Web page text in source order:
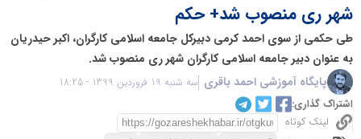
شهر ری منصوب شد+ حکم
طی حکمی از سوی احمد کرمی دبیرکل جامعه اسلامی کارگران، اکبر حیدریان
به عنوان دبیر جامعه اسلامی کارگران شهر ری منصوب شد.
پایگاه آموزشی احمد باقری سه شنبه 19 فروردین 1399 - 18:25
اشتراک گذاری:
لینک کوتاه